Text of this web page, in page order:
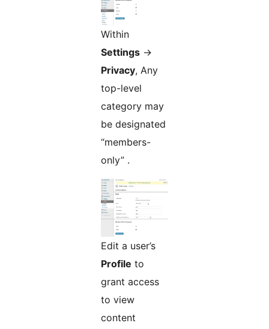
Within
Settings ->
Privacy, Any
top-level
category may
be designated
“members-
only” .
Edit a user’s
Profile to
grant access
to view
content